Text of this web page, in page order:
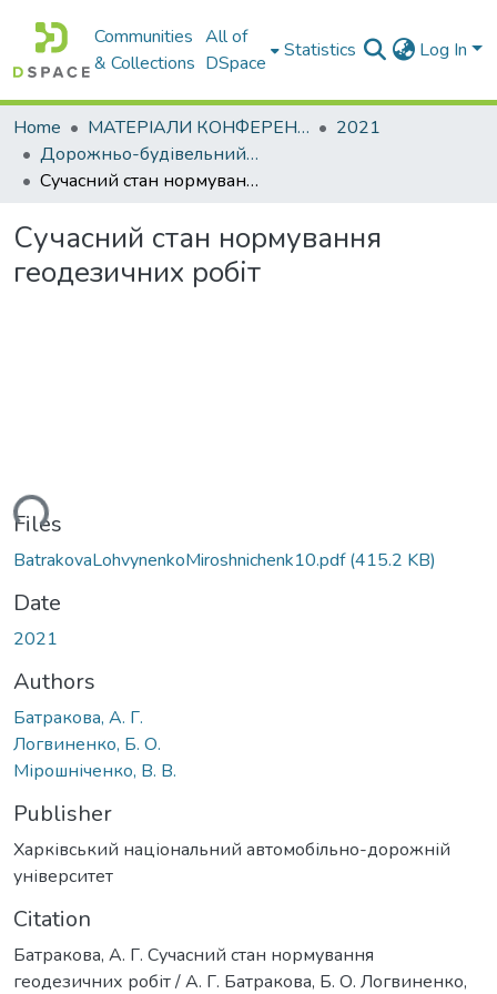
Communities
& Collections
All of
DSpace
Statistics Log In
Home МАТЕРІАЛИ КОНФЕРЕНЦІЙ
2021
Дорожньо-будівельний комплекс: проблеми, перспективи,інновації
Сучасний стан нормування геодезичних робіт
Сучасний стан нормування
геодезичних робіт
Files
BatrakovaLohvynenkoMiroshnichenk10.pdf(415.2 KB)
Date
2021
Authors
Батракова, А. Г.
Логвиненко, Б. О.
Мірошніченко, В. В.
Publisher
Харківський національний автомобільно-дорожній
університет
Citation
Батракова, А. Г. Сучасний стан нормування
геодезичних робіт / А. Г. Батракова, Б. О. Логвиненко,